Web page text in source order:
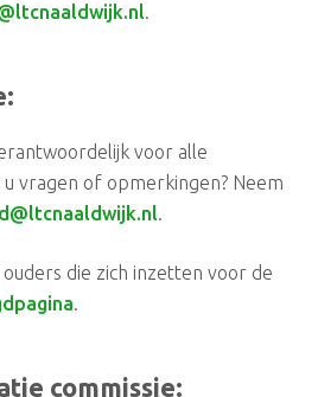
.
voor alle
vragen of opmerkingen? Neem
.
die zich inzetten voor de
.
commissie: